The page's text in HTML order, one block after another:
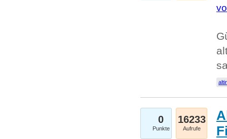
0
Punkte
16233
Aufrufe